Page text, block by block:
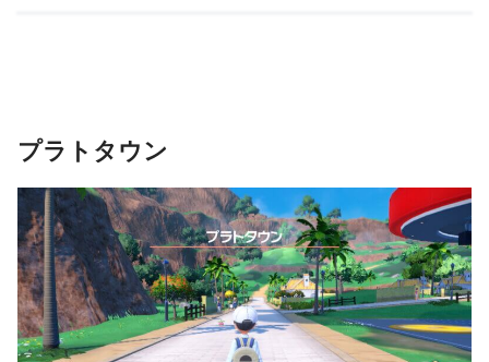
プラトタウン